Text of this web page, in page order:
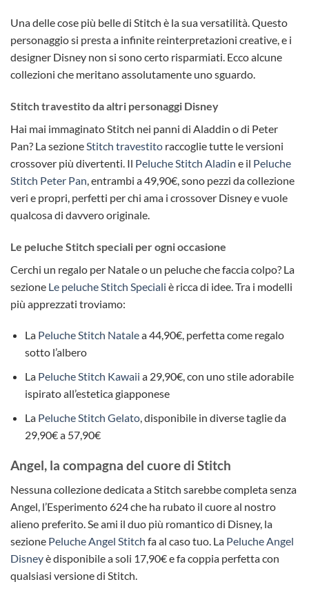
Una delle cose più belle di Stitch è la sua versatilità. Questo
personaggio si presta a infinite reinterpretazioni creative, e i
designer Disney non si sono certo risparmiati. Ecco alcune
collezioni che meritano assolutamente uno sguardo.
Stitch travestito da altri personaggi Disney
Hai mai immaginato Stitch nei panni di Aladdin o di Peter
Pan? La sezione Stitch travestito raccoglie tutte le versioni
crossover più divertenti. Il Peluche Stitch Aladin e il Peluche
Stitch Peter Pan , entrambi a 49,90€, sono pezzi da collezione
veri e propri, perfetti per chi ama i crossover Disney e vuole
qualcosa di davvero originale.
Le peluche Stitch speciali per ogni occasione
Cerchi un regalo per Natale o un peluche che faccia colpo? La
sezione Le peluche Stitch Speciali è ricca di idee. Tra i modelli
più apprezzati troviamo:
La Peluche Stitch Natalea 44,90€, perfetta come regalo
sotto l’albero
La Peluche Stitch Kawaii a 29,90€, con uno stile adorabile
ispirato all’estetica giapponese
La Peluche Stitch Gelato, disponibile in diverse taglie da
29,90€ a 57,90€
Angel, la compagna del cuore di Stitch
Nessuna collezione dedicata a Stitch sarebbe completa senza
Angel, l’Esperimento 624 che ha rubato il cuore al nostro
alieno preferito. Se ami il duo più romantico di Disney, la
sezione Peluche Angel Stitch fa al caso tuo. La Peluche Angel
Disneyè disponibile a soli 17,90€ e fa coppia perfetta con
qualsiasi versione di Stitch.